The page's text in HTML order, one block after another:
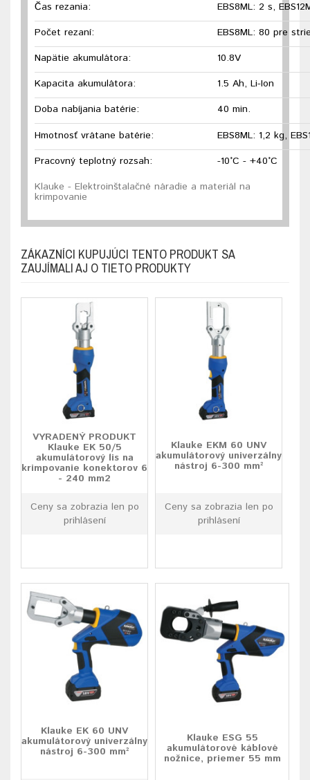
Čas rezania:
EBS8ML: 2 s,
Počet rezaní:
EBS8ML: 80 pre
Napätie akumulátora:
10.8V
Kapacita akumulátora:
1.5 Ah, Li-Ion
Doba nabíjania batérie:
Hmotnosť vrátane batérie:
40 min.
EBS8ML: 1,2 kg,
Pracovný teplotný rozsah:
-10°C - +40°C
Klauke - Elektroinštalačné náradie a materiál na
krimpovanie
ZÁKAZNÍCI KUPUJÚCI TENTO PRODUKT SA
ZAUJÍMALI AJ O TIETO PRODUKTY
VYRADENÝ PRODUKT
Klauke EK 50/5
akumulátorový lis na
krimpovanie konektorov 6
- 240 mm2
Ceny sa zobrazia len po
prihlásení
Klauke EKM 60 UNV
akumulátorový univerzálny
nástroj 6-300 mm²
Ceny sa zobrazia len po
prihlásení
Klauke EK 60 UNV
akumulátorový univerzálny
nástroj 6-300 mm²
Klauke ESG 55
akumulátorové káblové
nožnice, priemer 55 mm